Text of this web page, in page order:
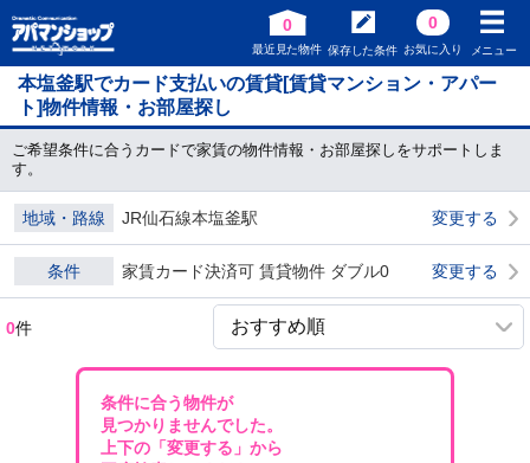
0
最近見た物件 保存した条件
0
お気に入り メニュー
本塩釜駅でカード支払いの賃貸[賃貸マンション・アパー
ト]物件情報・お部屋探し
ご希望条件に合うカードで家賃の物件情報・お部屋探しをサポートしま
す。
地域・路線 JR仙石線本塩釜駅 変更する
条件 家賃カード決済可 賃貸物件 ダブル0 変更する
0件
条件に合う物件が
見つかりませんでした。
上下の「変更する」から